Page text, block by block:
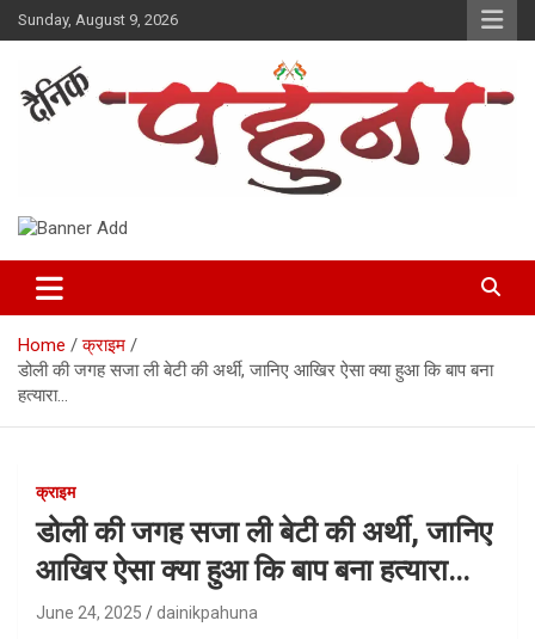
Skip
to
Sunday, August 9, 2026
Dainik Pahuna
Home
क्राइम
डोली की जगह सजा ली बेटी की अर्थी, जानिए आखिर ऐसा क्या हुआ कि बाप बना
हत्यारा…
क्राइम
डोली की जगह सजा ली बेटी की अर्थी, जानिए
आखिर ऐसा क्या हुआ कि बाप बना हत्यारा…
June 24, 2025 dainikpahuna